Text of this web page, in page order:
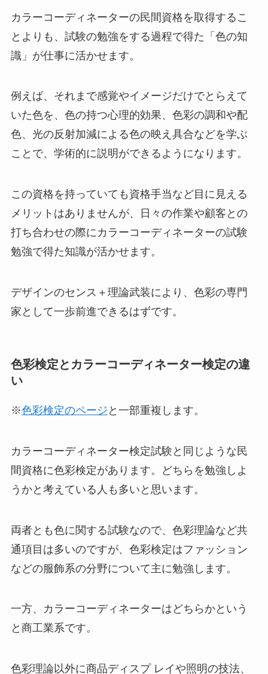
カラーコーディネーターの民間資格を取得するこ
とよりも、試験の勉強をする過程で得た「色の知
識」が仕事に活かせます。
例えば、それまで感覚やイメージだけでとらえて
いた色を、色の持つ心理的効果、色彩の調和や配
色、光の反射加減による色の映え具合などを学ぶ
ことで、学術的に説明ができるようになります。
この資格を持っていても資格手当など目に見える
メリットはありませんが、日々の作業や顧客との
打ち合わせの際にカラーコーディネーターの試験
勉強で得た知識が活かせます。
デザインのセンス＋理論武装により、色彩の専門
家として一歩前進できるはずです。
色彩検定とカラーコーディネーター検定の違
い
※色彩検定のページ と一部重複します。
カラーコーディネーター検定試験と同じような民
間資格に色彩検定があります。どちらを勉強しよ
うかと考えている人も多いと思います。
両者とも色に関する試験なので、色彩理論など共
通項目は多いのですが、色彩検定はファッション
などの服飾系の分野について主に勉強します。
一方、カラーコーディネーターはどちらかという
と商工業系です。
色彩理論以外に商品ディスプ レイや照明の技法、